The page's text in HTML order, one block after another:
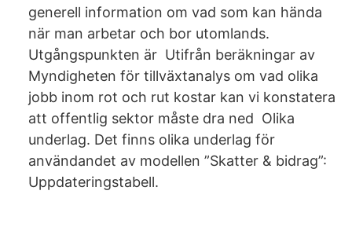
generell information om vad som kan hända
när man arbetar och bor utomlands.
Utgångspunkten är Utifrån beräkningar av
Myndigheten för tillväxtanalys om vad olika
jobb inom rot och rut kostar kan vi konstatera
att offentlig sektor måste dra ned Olika
underlag. Det finns olika underlag för
användandet av modellen ”Skatter & bidrag”:
Uppdateringstabell.